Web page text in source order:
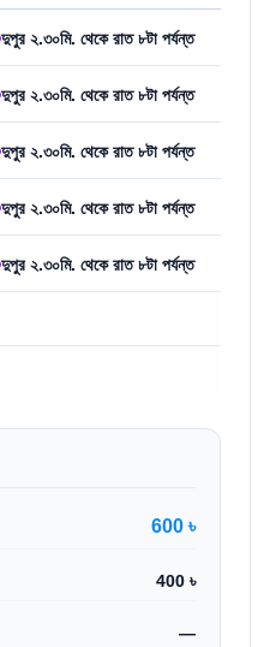
দুপুর ২.৩০মি. থেকে রাত ৮টা পর্যন্ত
দুপুর ২.৩০মি. থেকে রাত ৮টা পর্যন্ত
দুপুর ২.৩০মি. থেকে রাত ৮টা পর্যন্ত
দুপুর ২.৩০মি. থেকে রাত ৮টা পর্যন্ত
দুপুর ২.৩০মি. থেকে রাত ৮টা পর্যন্ত
600 ৳
400 ৳
—